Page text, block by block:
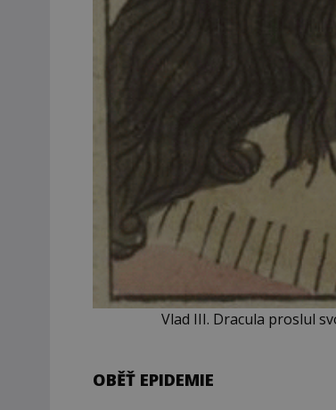
Vlad III. Dracula proslul
OBĚŤ EPIDEMIE